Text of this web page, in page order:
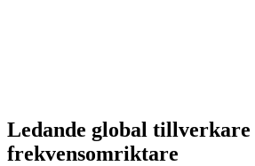
Ledande global tillverkare
frekvensomriktare